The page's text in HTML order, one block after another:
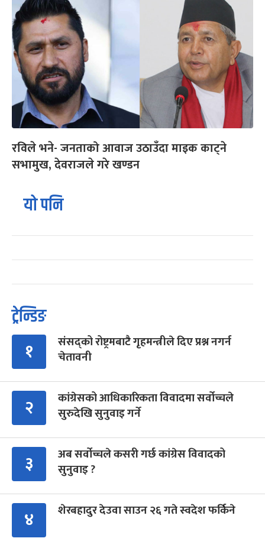
रविले भने- जनताको आवाज उठाउँदा माइक काट्ने
सभामुख, देवराजले गरे खण्डन
यो पनि
ट्रेन्डिङ
१
संसद्को रोष्ट्रमबाटै गृहमन्त्रीले दिए प्रश्न नगर्न
चेतावनी
२
कांग्रेसको आधिकारिकता विवादमा सर्वोच्चले
सुरुदेखि सुनुवाइ गर्ने
३
अब सर्वोच्चले कसरी गर्छ कांग्रेस विवादको
सुनुवाइ ?
४ शेरबहादुर देउवा साउन २६ गते स्वदेश फर्किने